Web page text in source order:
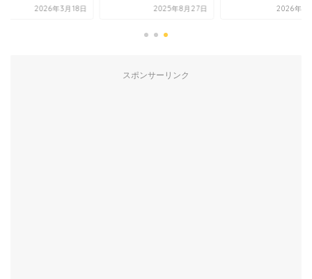
2026年3月18日 2025年8月27日 2026年1
スポンサーリンク